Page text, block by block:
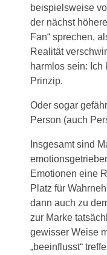
beispielsweise
der nächst
Fan“ sprechen,
Realität
harmlos sein: Ich
Prinzip.
Oder sogar
Person (auch
Insgesamt sind
Emotionen eine
Platz für
dann auch zu
zur Marke
gewisser Weise
„beeinflusst“